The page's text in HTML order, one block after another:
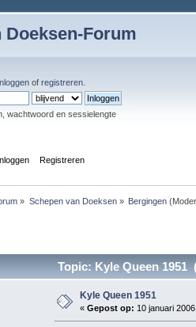
Doeksen-Forum
of registreren
wachtwoord en sessielengte
Registreren
» Schepen van Doeksen» Bergingen
Topic: Kyle Queen 1951
Kyle Queen 1951
« Gepost op: 10 januari